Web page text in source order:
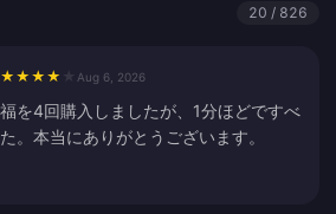
20 / 826
★ ★ ★ ★ Aug 6, 2026
を4回購入しましたが、1分ほどですべ
。本当にありがとうございます。